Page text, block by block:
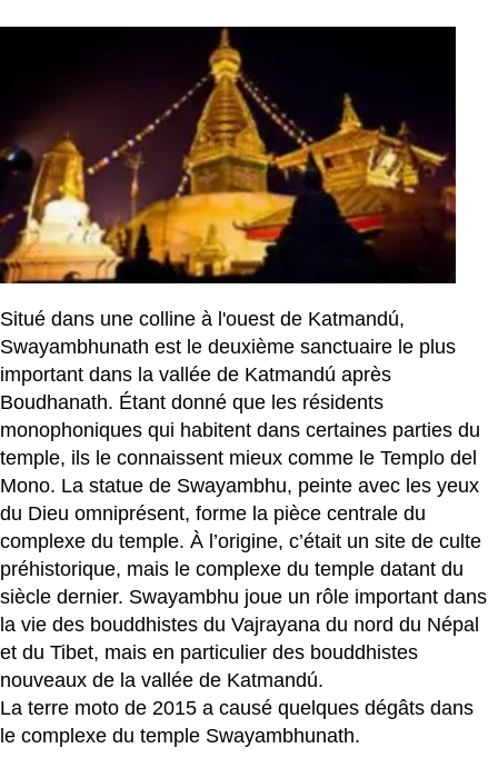
Situé dans une colline à l'ouest de Katmandú,
Swayambhunath est le deuxième sanctuaire le plus
important dans la vallée de Katmandú après
Boudhanath. Étant donné que les résidents
monophoniques qui habitent dans certaines parties du
temple, ils le connaissent mieux comme le Templo del
Mono. La statue de Swayambhu, peinte avec les yeux
du Dieu omniprésent, forme la pièce centrale du
complexe du temple. À l’origine, c’était un site de culte
préhistorique, mais le complexe du temple datant du
siècle dernier. Swayambhu joue un rôle important dans
la vie des bouddhistes du Vajrayana du nord du Népal
et du Tibet, mais en particulier des bouddhistes
nouveaux de la vallée de Katmandú.
La terre moto de 2015 a causé quelques dégâts dans
le complexe du temple Swayambhunath.